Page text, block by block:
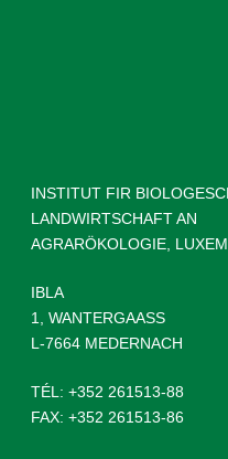
INSTITUT FIR
LANDWIRTSCHAFT AN
AGRARÖKOLOGIE,
IBLA
1, WANTERGAASS
L-7664 MEDERNACH
TÉL: +352 261513-88
FAX: +352 261513-86